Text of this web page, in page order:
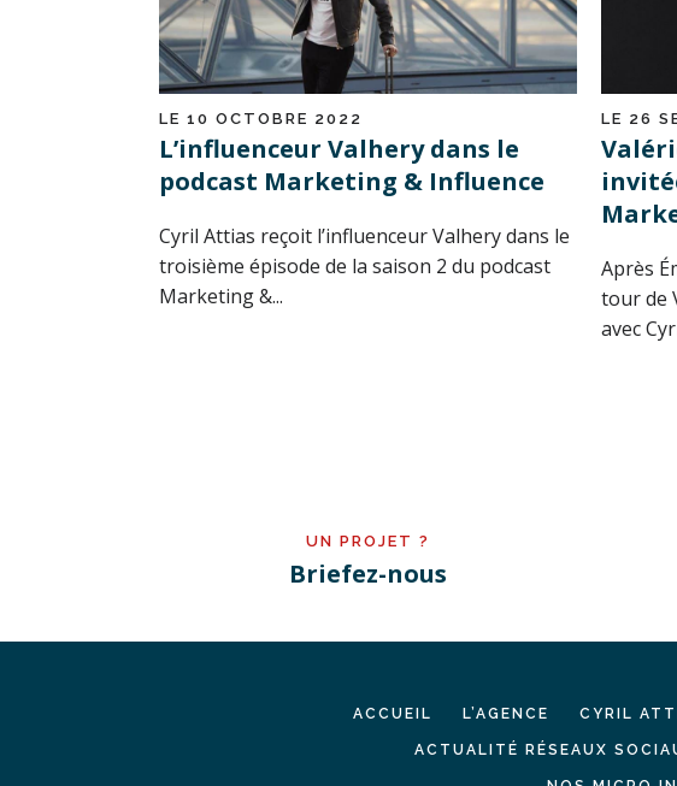
LE 10 OCTOBRE 2022
L’influenceur Valhery dans le
podcast Marketing & Influence
Cyril Attias reçoit l’influenceur Valhery dans le
troisième épisode de la saison 2 du podcast
Marketing &...
LE 26
Après
tour de
avec
UN PROJET ?
Briefez-nous
ACCUEIL L’AGENCE CYRIL
ACTUALITÉ RÉSEAUX